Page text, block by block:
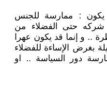
يكون : ممارسة للجنس
حتى الفضلاء من
.. و إنما قد يكون عهرا
بغرض الإساءة للفضلاء
دور السياسة .. او